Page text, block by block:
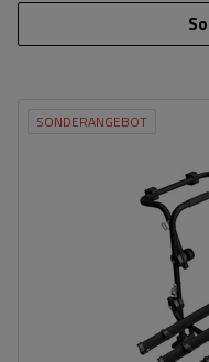
SONDERANGEBOT
universelles Montagesystem